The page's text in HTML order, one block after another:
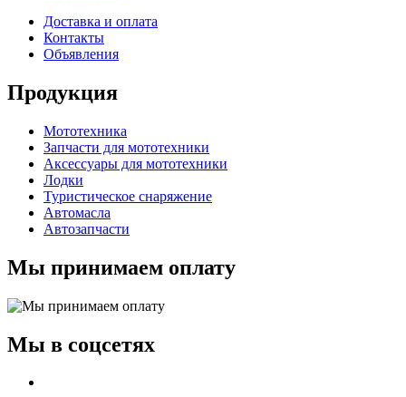
Доставка и оплата
Контакты
Объявления
Продукция
Мототехника
Запчасти для мототехники
Аксессуары для мототехники
Лодки
Туристическое снаряжение
Автомасла
Автозапчасти
Мы принимаем оплату
Мы в соцсетях